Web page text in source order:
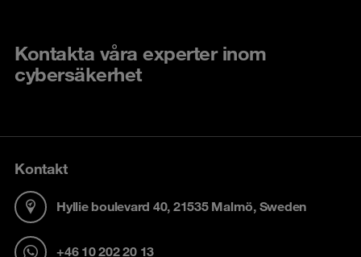
Kontakta våra experter inom
cybersäkerhet
Kontakt
Hyllie boulevard 40, 21535 Malmö, Sweden
+46 10 202 20 13